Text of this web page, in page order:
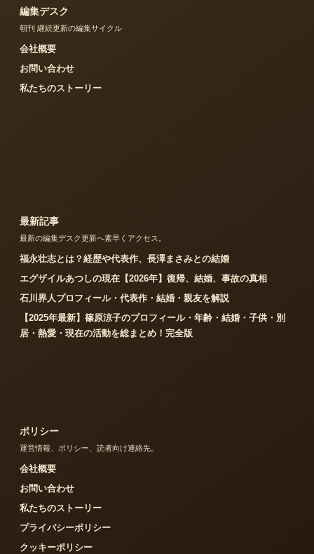
編集デスク
朝刊 継続更新の編集サイクル
会社概要
お問い合わせ
私たちのストーリー
最新記事
最新の編集デスク更新へ素早くアクセス。
福永壮志とは？経歴や代表作、長澤まさみとの結婚
エグザイルあつしの現在【2026年】復帰、結婚、事故の真相
石川界人プロフィール・代表作・結婚・親友を解説
【2025年最新】篠原涼子のプロフィール・年齢・結婚・子供・別
居・熱愛・現在の活動を総まとめ！完全版
ポリシー
運営情報、ポリシー、読者向け連絡先。
会社概要
お問い合わせ
私たちのストーリー
プライバシーポリシー
クッキーポリシー